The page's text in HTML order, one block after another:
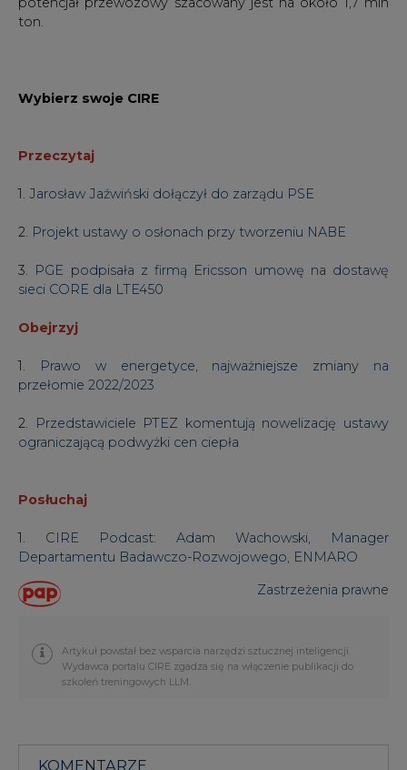
ton.
Wybierz swoje CIRE
Przeczytaj
1. Jarosław Jaźwiński dołączył do zarządu PSE
2. Projekt ustawy o osłonach przy tworzeniu NABE
3. PGE podpisała z firmą Ericsson umowę na dostawę
sieci CORE dla LTE450
Obejrzyj
1.
Prawo w energetyce, najważniejsze zmiany na
przełomie 2022/2023
2.
Przedstawiciele PTEZ komentują nowelizację ustawy
ograniczającą podwyżki cen ciepła
Posłuchaj
1. CIRE Podcast: Adam Wachowski, Manager
Departamentu Badawczo-Rozwojowego, ENMARO
Zastrzeżenia prawne
Artykuł powstał bez wsparcia narzędzi sztucznej inteligencji.
Wydawca portalu CIRE zgadza się na włączenie publikacji do
szkoleń treningowych LLM.
KOMENTARZE